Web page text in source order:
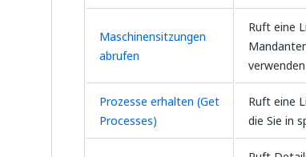
Maschinensitzungen
abrufen
Ruft eine
Prozesse erhalten (Get
Processes)
Ruft eine
die Sie in